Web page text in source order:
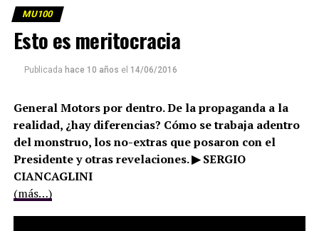
MU100
Esto es meritocracia
Publicada hace 10 años el 14/06/2016
General Motors por dentro. De la propaganda a la
realidad, ¿hay diferencias? Cómo se trabaja adentro
del monstruo, los no-extras que posaron con el
Presidente y otras revelaciones. ▶ SERGIO
CIANCAGLINI
(más…)